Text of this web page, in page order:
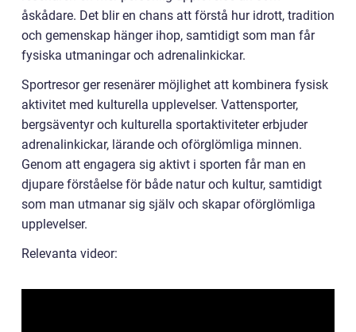
åskådare. Det blir en chans att förstå hur idrott, tradition
och gemenskap hänger ihop, samtidigt som man får
fysiska utmaningar och adrenalinkickar.
Sportresor ger resenärer möjlighet att kombinera fysisk
aktivitet med kulturella upplevelser. Vattensporter,
bergsäventyr och kulturella sportaktiviteter erbjuder
adrenalinkickar, lärande och oförglömliga minnen.
Genom att engagera sig aktivt i sporten får man en
djupare förståelse för både natur och kultur, samtidigt
som man utmanar sig själv och skapar oförglömliga
upplevelser.
Relevanta videor: